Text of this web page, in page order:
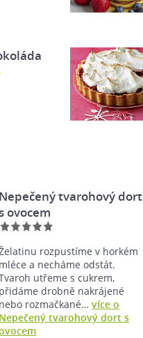
Nepečený tvarohový dort
ovocem
rozpustíme v horkém
mléce a necháme odstát.
utřeme s cukrem,
přidáme drobně nakrájené
nebo rozmačkané…více o
Nepečený tvarohový dort s